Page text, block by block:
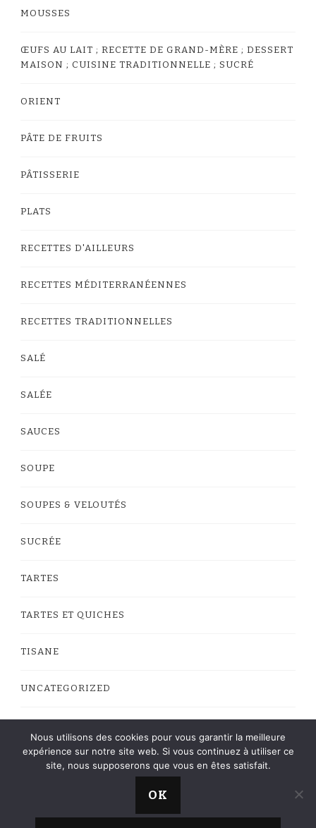
MOUSSES
ŒUFS AU LAIT ; RECETTE DE GRAND-MÈRE ; DESSERT
MAISON ; CUISINE TRADITIONNELLE ; SUCRÉ
ORIENT
PÂTE DE FRUITS
PÂTISSERIE
PLATS
RECETTES D'AILLEURS
RECETTES MÉDITERRANÉENNES
RECETTES TRADITIONNELLES
SALÉ
SALÉE
SAUCES
SOUPE
SOUPES & VELOUTÉS
SUCRÉE
TARTES
TARTES ET QUICHES
TISANE
UNCATEGORIZED
La Cuisine de Roro © Copyright 2013 - 2023 -
Yummy Recipe | Développé parBlossom
Nous utilisons des cookies pour vous garantir la meilleure
expérience sur notre site web. Si vous continuez à utiliser ce
site, nous supposerons que vous en êtes satisfait.
OK